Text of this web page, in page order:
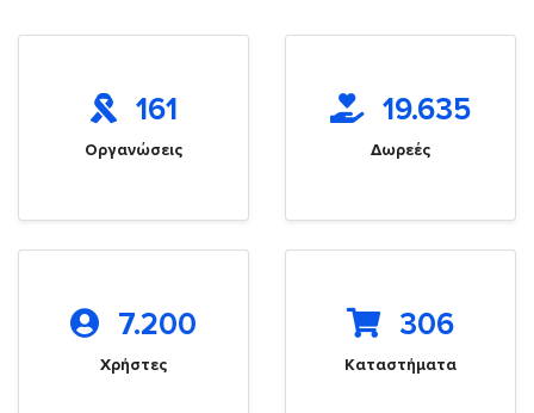
161
Οργανώσεις
19.635
Δωρεές
7.200
Χρήστες
306
Καταστήματα